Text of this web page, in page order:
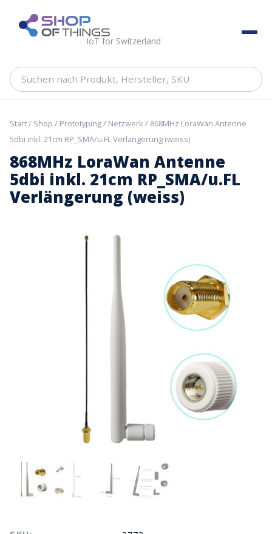
content ShopOfThings
IoT for Switzerland
Suchen
Hersteller,
Start/ Shop / Prototyping/ Netzwerk / 868MHz LoraWan Antenne
5dbi inkl. 21cm RP_SMA/u.FL Verlängerung (weiss)
868MHz LoraWan Antenne
5dbi inkl. 21cm RP_SMA/u.FL
Verlängerung (weiss)